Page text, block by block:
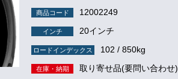
商品コード 12002249
インチ 20インチ
ロードインデックス 102 / 850kg
在庫・納期 取り寄せ品(要問い合わせ)